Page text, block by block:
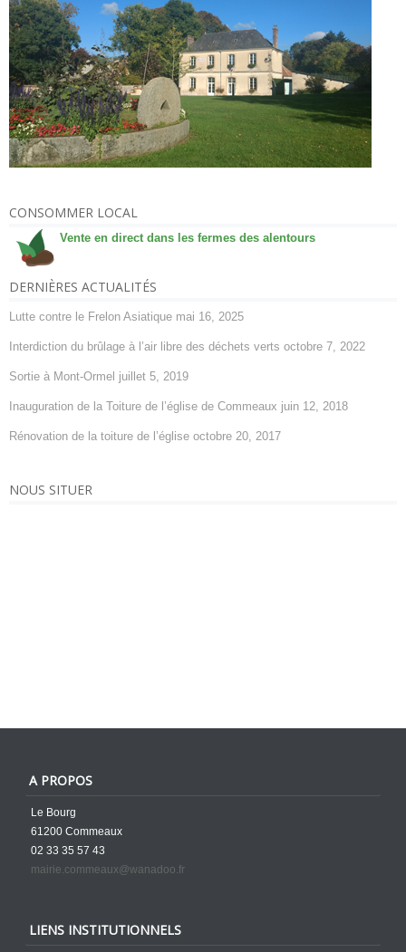
CONSOMMER LOCAL
Vente en direct dans les fermes des alentours
DERNIÈRES ACTUALITÉS
Lutte contre le Frelon Asiatique mai 16, 2025
Interdiction du brûlage à l’air libre des déchets verts octobre 7, 2022
Sortie à Mont-Ormel juillet 5, 2019
Inauguration de la Toiture de l’église de Commeaux juin 12, 2018
Rénovation de la toiture de l’église octobre 20, 2017
NOUS SITUER
A PROPOS
Le Bourg
61200 Commeaux
02 33 35 57 43
mairie.commeaux@wanadoo.fr
LIENS INSTITUTIONNELS